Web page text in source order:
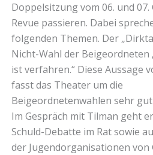
Doppelsitzung vom 06. und
Revue passieren. Dabei
folgenden Themen. Der
Nicht-Wahl der Beigeordneten
ist verfahren.“ Diese Aussage
fasst das Theater um die
Beigeordnetenwahlen sehr
Im Gespräch mit Tilman geht
Schuld-Debatte im Rat sowie
der Jugendorganisationen von